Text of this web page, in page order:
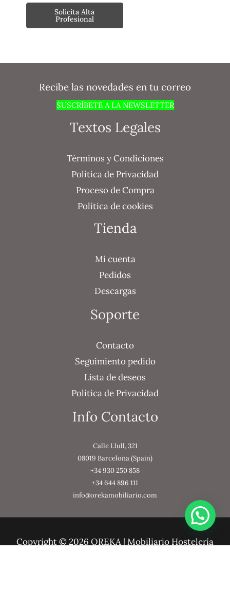
Solicita Alta
Profesional
Recibe las novedades en tu correo
SUSCRÍBETE A LA NEWSLETTER
Textos Legales
Términos y Condiciones
Política de Privacidad
Proceso de Compra
Política de cookies
Tienda
Mi cuenta
Pedidos
Descargas
Soporte
Contacto
Seguimiento pedido
Lista de deseos
Política de Privacidad
Info Contacto
Calle Llull, 321
08019 Barcelona (Spain)
+34 930 250 858
+34 644 896 111
info@orekamobiliario.com
Copyright © 2026 OREKA | Mobiliario Hostelería